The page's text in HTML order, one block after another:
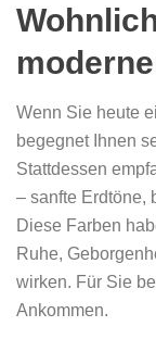
Wenn Sie heute
begegnet Ihnen
Stattdessen
– sanfte Erdtöne,
Diese Farben
Ruhe,
wirken. Für Sie
Ankommen.